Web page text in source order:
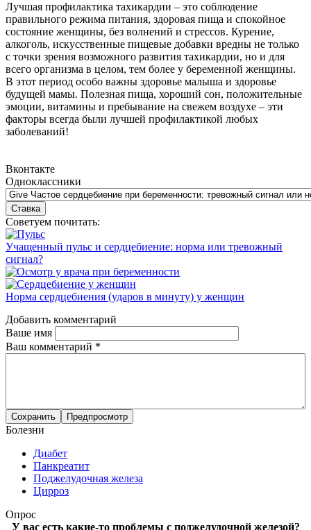
Лучшая профилактика тахикардии – это соблюдение
правильного режима питания, здоровая пища и спокойное
состояние женщины, без волнений и стрессов. Курение,
алкоголь, искусственные пищевые добавки вредны не только
с точки зрения возможного развития тахикардии, но и для
всего организма в целом, тем более у беременной женщины.
В этот период особо важны здоровье малыша и здоровье
будущей мамы. Полезная пища, хороший сон, положительные
эмоции, витамины и пребывание на свежем воздухе – эти
факторы всегда были лучшей профилактикой любых
заболеваний!
Вконтакте
Одноклассники
Советуем почитать:
Учащенный пульс и сердцебиение: норма или тревожный
сигнал?
Норма сердцебиения (ударов в минуту) у женщин
Добавить комментарий
Ваше имя
Ваш комментарий *
Болезни
Диабет
Панкреатит
Поджелудочная железа
Цирроз
Опрос
У вас есть какие-то проблемы с поджелудочной железой?